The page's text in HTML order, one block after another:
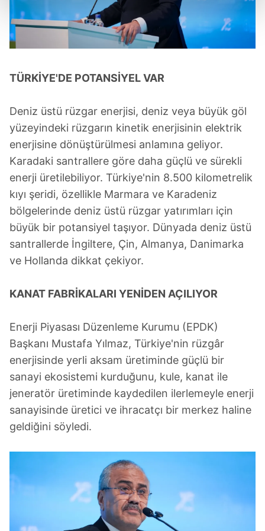
kalemimiz olduğunu sizlere hatırlatmak isteriz.
Her halükârda, kullanıcılar, bu çerezlere izin vermedikleri
takdirde, kullanıcılara hedefli reklamlar
Sitemizde kendimize ve üçüncü kişilere ait çerezler
kullanılmaktadır. Bu çerezler vasıtasıyla çeşitli kişisel
verileriniz işlenmekte olup gerekli olan çerezler bilgi
toplumu hizmetlerinin sunulması amacıyla
kullanılmaktadır. Diğer çerezler, sitemizin daha işlevsel
kılınması ve kişiselleştirilmesi ve sizlere yönelik
reklam/pazarlama faaliyetlerinin yapılması, amaçlarıyla
sınırlı olarak açık rızanız dahilinde kullanılacaktır.
Çerezlere ilişkin tercihlerinizi aşağıda yer alan panel
vasıtasıyla belirleyebilirsiniz. Çerezlere ilişkin detaylı bilgi
için Ayarlar butonuna tıklayabilir,
ilgili mevzuata uygun olarak kullanılan çerezlerle ilgili bilgi
almak için lütfentıklayınız.
TÜRKİYE'DE POTANSİYEL VAR
Deniz üstü rüzgar enerjisi, deniz veya büyük göl
yüzeyindeki rüzgarın kinetik enerjisinin elektrik
enerjisine dönüştürülmesi anlamına geliyor.
Karadaki santrallere göre daha güçlü ve sürekli
enerji üretilebiliyor. Türkiye'nin 8.500 kilometrelik
kıyı şeridi, özellikle Marmara ve Karadeniz
bölgelerinde deniz üstü rüzgar yatırımları için
büyük bir potansiyel taşıyor. Dünyada deniz üstü
santrallerde İngiltere, Çin, Almanya, Danimarka
ve Hollanda dikkat çekiyor.
KANAT FABRİKALARI YENİDEN AÇILIYOR
Enerji Piyasası Düzenleme Kurumu (EPDK)
Başkanı Mustafa Yılmaz, Türkiye'nin rüzgâr
enerjisinde yerli aksam üretiminde güçlü bir
sanayi ekosistemi kurduğunu, kule, kanat ile
jeneratör üretiminde kaydedilen ilerlemeyle enerji
sanayisinde üretici ve ihracatçı bir merkez haline
geldiğini söyledi.